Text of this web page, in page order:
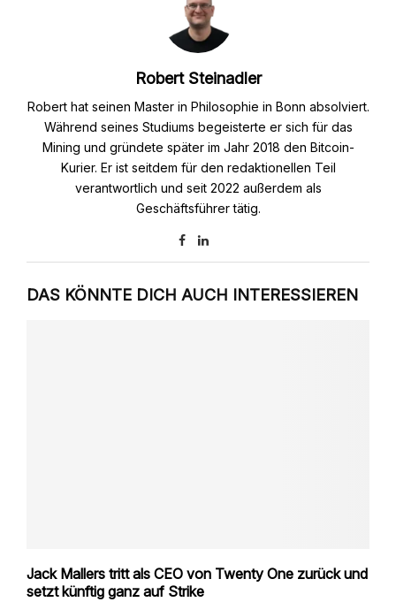
Robert Steinadler
Robert hat seinen Master in Philosophie in Bonn absolviert.
Während seines Studiums begeisterte er sich für das
Mining und gründete später im Jahr 2018 den Bitcoin-
Kurier. Er ist seitdem für den redaktionellen Teil
verantwortlich und seit 2022 außerdem als
Geschäftsführer tätig.
DAS KÖNNTE DICH AUCH INTERESSIEREN
Jack Mallers tritt als CEO von Twenty One zurück und
setzt künftig ganz auf Strike